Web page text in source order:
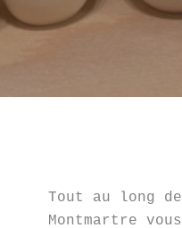
Tout au long
Montmartre